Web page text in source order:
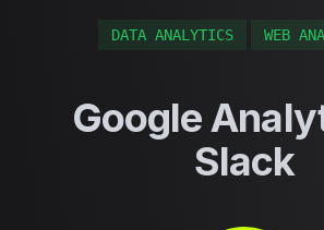
DATA ANALYTICS WEB
Google
Slack